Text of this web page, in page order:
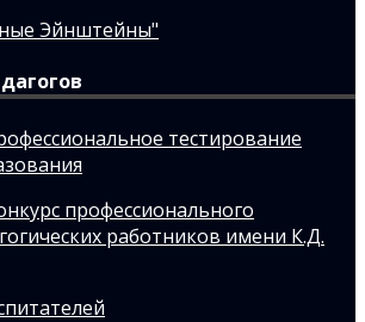
Эйнштейны"
тестирование
профессионального
работников имени К.Д.